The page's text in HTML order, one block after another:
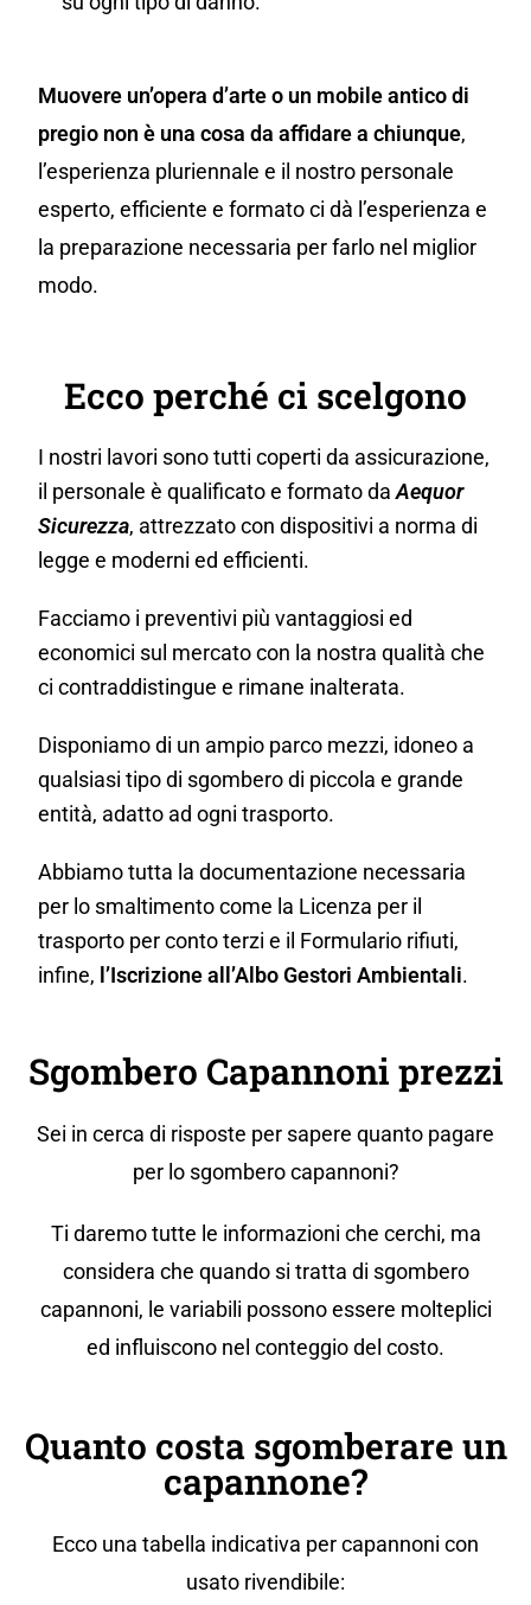
Muovere un’opera d’arte o un mobile antico di
pregio non è una cosa da affidare a chiunque,
l’esperienza pluriennale e il nostro personale
esperto, efficiente e formato ci dà l’esperienza e
la preparazione necessaria per farlo nel miglior
modo.
Ecco perché ci scelgono
I nostri lavori sono tutti coperti da assicurazione,
il personale è qualificato e formato daAequor
Sicurezza, attrezzato con dispositivi a norma di
legge e moderni ed efficienti.
Facciamo i preventivi più vantaggiosi ed
economici sul mercato con la nostra qualità che
ci contraddistingue e rimane inalterata.
Disponiamo di un ampio parco mezzi, idoneo a
qualsiasi tipo di sgombero di piccola e grande
entità, adatto ad ogni trasporto.
Abbiamo tutta la documentazione necessaria
per lo smaltimento come la Licenza per il
trasporto per conto terzi e il Formulario rifiuti,
infine, l’Iscrizione all’Albo Gestori Ambientali.
Sgombero Capannoni prezzi
Sei in cerca di risposte per sapere quanto pagare
per lo sgombero capannoni?
Ti daremo tutte le informazioni che cerchi, ma
considera che quando si tratta di sgombero
capannoni, le variabili possono essere molteplici
ed influiscono nel conteggio del costo.
Quanto costa sgomberare un
capannone?
Ecco una tabella indicativa per capannoni con
usato rivendibile: